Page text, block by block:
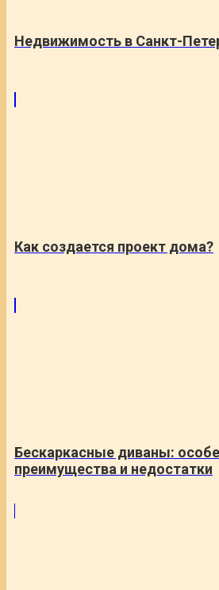
Недвижимость в Санкт-
Как создается проект дома?
Бескаркасные диваны:
преимущества и недостатки